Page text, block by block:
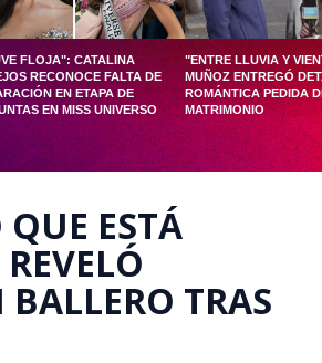
FLOJA": CATALINA
RECONOCE FALTA DE
EN ETAPA DE
EN MISS UNIVERSO
"ENTRE LLUVIA Y
MUÑOZ ENTREGÓ
ROMÁNTICA PEDIDA
MATRIMONIO
ESTÁ
TRAS